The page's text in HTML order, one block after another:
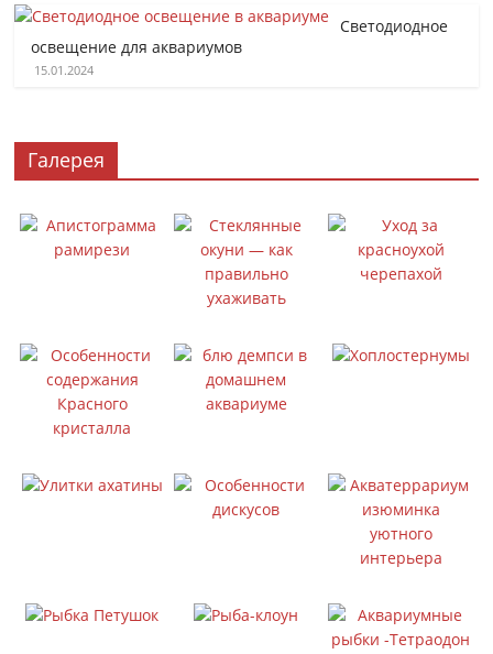
Светодиодное
освещение для аквариумов
15.01.2024
Галерея